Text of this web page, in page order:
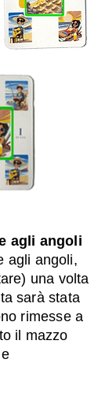
agli angoli
agli angoli,
una volta
sarà stata
rimesse a
il mazzo